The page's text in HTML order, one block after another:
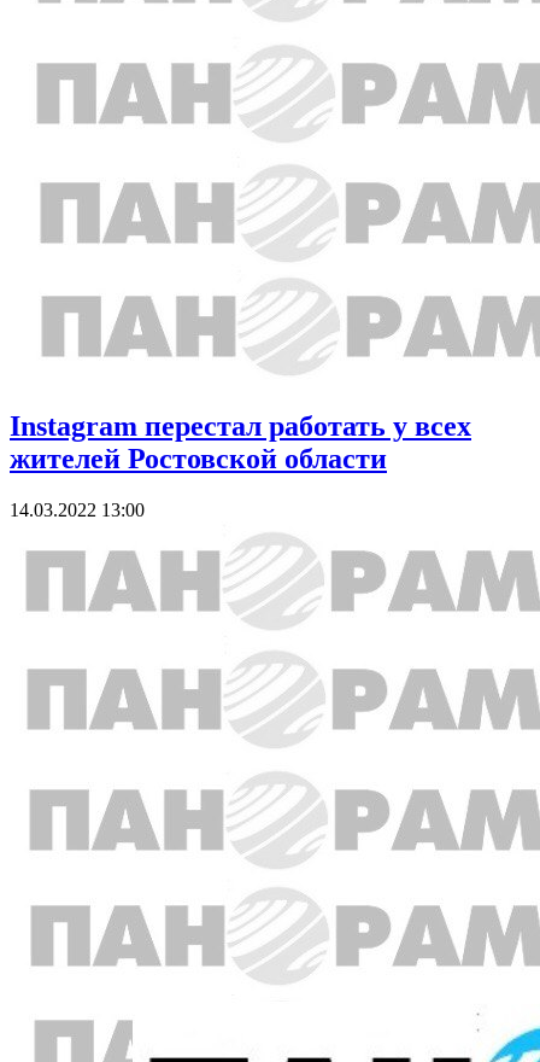
Instagram перестал работать у всех
жителей Ростовской области
14.03.2022 13:00